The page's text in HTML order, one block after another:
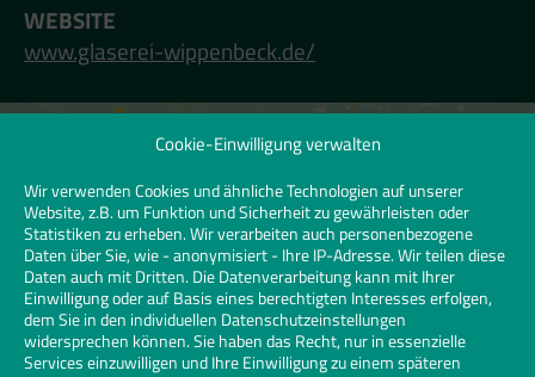
Cookie-Einwilligung verwalten
Wir verwenden Cookies und ähnliche Technologien auf unserer
Website, z.B. um Funktion und Sicherheit zu gewährleisten oder
Statistiken zu erheben. Wir verarbeiten auch personenbezogene
Daten über Sie, wie - anonymisiert - Ihre IP-Adresse. Wir teilen diese
Daten auch mit Dritten. Die Datenverarbeitung kann mit Ihrer
Einwilligung oder auf Basis eines berechtigten Interesses erfolgen,
dem Sie in den individuellen Datenschutzeinstellungen
widersprechen können. Sie haben das Recht, nur in essenzielle
Services einzuwilligen und Ihre Einwilligung zu einem späteren
WEBSITE
www.glaserei-wippenbeck.de/
Klicken Sie hier, um Marketing-Cookies zu
akzeptieren und diesen Inhalt zu
aktivieren | Click to accept marketing
cookies and enable this content